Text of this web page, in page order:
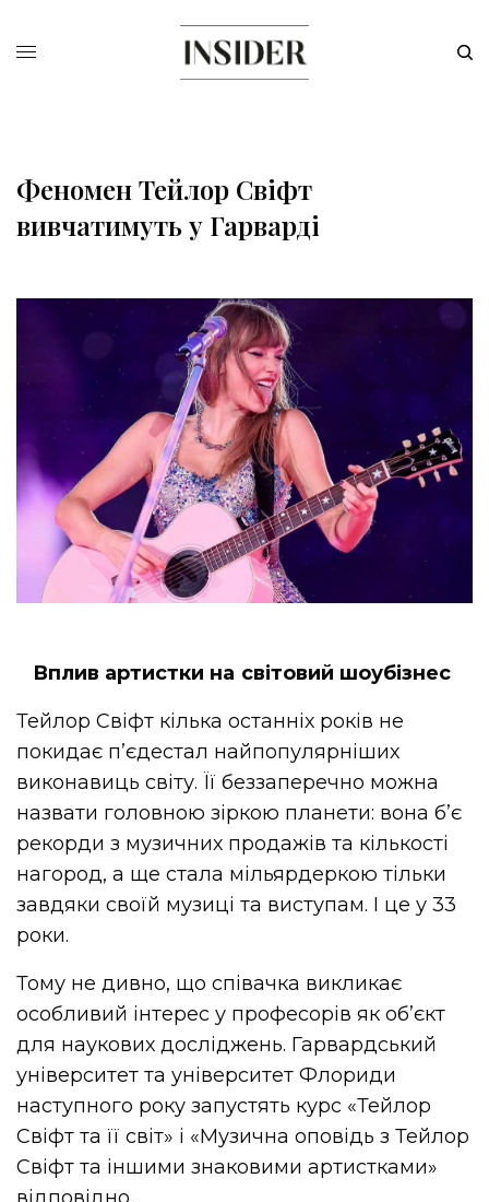
Феномен Тейлор Свіфт
вивчатимуть у Гарварді
Вплив артистки на світовий шоубізнес
Тейлор Свіфт кілька останніх років не
покидає п’єдестал найпопулярніших
виконавиць світу. Її беззаперечно можна
назвати головною зіркою планети: вона б’є
рекорди з музичних продажів та кількості
нагород, а ще стала мільярдеркою тільки
завдяки своїй музиці та виступам. І це у 33
роки.
Тому не дивно, що співачка викликає
особливий інтерес у професорів як об’єкт
для наукових досліджень. Гарвардський
університет та університет Флориди
наступного року запустять курс «Тейлор
Свіфт та її світ» і «Музична оповідь з Тейлор
Свіфт та іншими знаковими артистками»